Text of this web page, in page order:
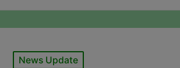
Posted
News Update